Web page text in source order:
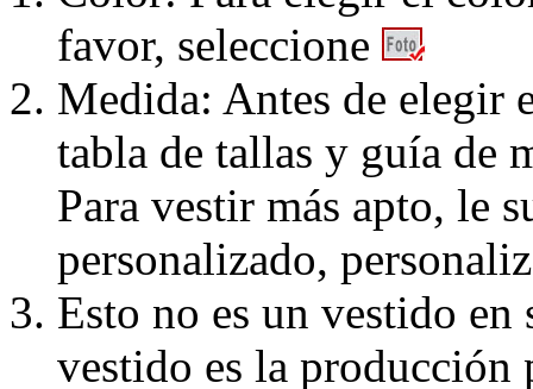
favor, seleccione
Medida: Antes de elegir
tabla de tallas y guía de
Para vestir más apto, le
personalizado,
Esto no es un vestido
vestido es la producción